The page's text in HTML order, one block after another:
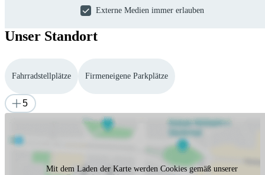
Externe Medien immer erlauben
Unser Standort
Fahrradstellplätze Firmeneigene Parkplätze
5
Mit dem Laden der Karte werden Cookies gemäß unserer